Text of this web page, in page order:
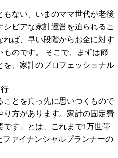
ない、いまのママ世代が老後
ビアな家計運営を迫られるこ
れば、早い段階からお金に対す
ものです。 そこで、まずは節
を、家計のプロフェッショナル
ことを真っ先に思いつくもので
り方があります。家計の固定費
です」とは、これまで1万世帯
ファイナンシャルプランナーの